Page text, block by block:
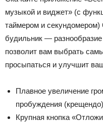
музыкой и виджет» (с
таймером и
будильник — разнообразие
позволит вам выбрать
просыпаться и улучшит
Плавное увеличение
пробуждения (крещендо)
Крупная кнопка